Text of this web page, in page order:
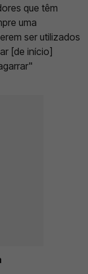
que têm
uma
ser utilizados
[de início]